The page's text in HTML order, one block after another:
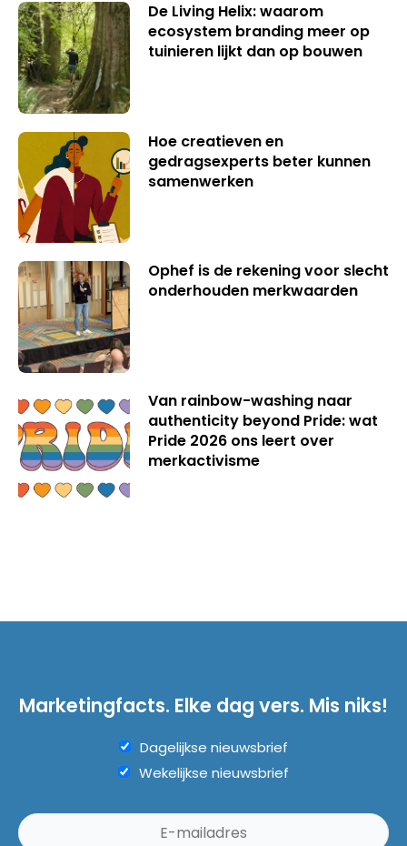
De Living Helix: waarom
ecosystem branding meer op
tuinieren lijkt dan op bouwen
Hoe creatieven en
gedragsexperts beter kunnen
samenwerken
Ophef is de rekening voor slecht
onderhouden merkwaarden
Van rainbow-washing naar
authenticity beyond Pride: wat
Pride 2026 ons leert over
merkactivisme
Marketingfacts. Elke dag vers. Mis niks!
Dagelijkse nieuwsbrief
Wekelijkse nieuwsbrief